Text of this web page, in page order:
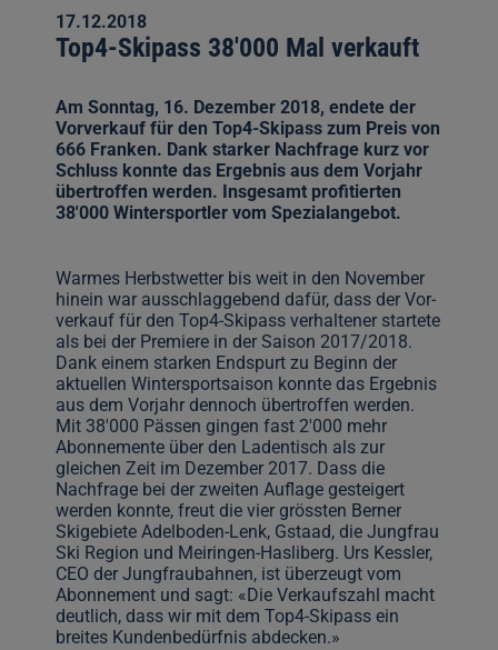
17.12.2018
Top4-Skipass 38'000 Mal verkauft
Am Sonntag, 16. Dezember 2018, endete der
Vorverkauf für den Top4-Skipass zum Preis von
666 Franken. Dank starker Nachfrage kurz vor
Schluss konnte das Ergebnis aus dem Vorjahr
übertroffen werden. Insgesamt profitierten
38'000 Wintersportler vom Spezialangebot.
Warmes Herbstwetter bis weit in den November
hinein war ausschlaggebend dafür, dass der Vor-
verkauf für den Top4-Skipass verhaltener startete
als bei der Premiere in der Saison 2017/2018.
Dank einem starken Endspurt zu Beginn der
aktuellen Wintersportsaison konnte das Ergebnis
aus dem Vorjahr dennoch übertroffen werden.
Mit 38'000 Pässen gingen fast 2'000 mehr
Abonnemente über den Ladentisch als zur
gleichen Zeit im Dezember 2017. Dass die
Nachfrage bei der zweiten Auflage gesteigert
werden konnte, freut die vier grössten Berner
Skigebiete Adelboden-Lenk, Gstaad, die Jungfrau
Ski Region und Meiringen-Hasliberg. Urs Kessler,
CEO der Jungfraubahnen, ist überzeugt vom
Abonnement und sagt: «Die Verkaufszahl macht
deutlich, dass wir mit dem Top4-Skipass ein
breites Kundenbedürfnis abdecken.»